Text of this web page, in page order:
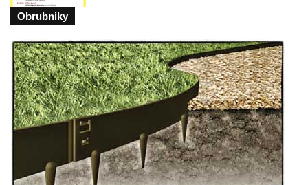
Franzeho kříž u domu čp. 356 v
Hammerberský kříž na křižovatce mezi
domy čp. 739 a 758 v Mikulášovicích
Kříž Johannese Herlta poblíž domu čp. 428
v Mikulášovicích
Drascheho kříž na zahradě domu čp. 915 v
Mikulášovicích
Hillův kříž u domu čp. 436 v Mikulášovicích
Obrubniky